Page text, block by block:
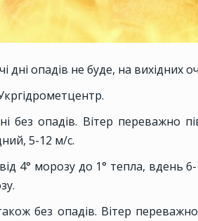
дні опадів не буде, на вихідних
без опадів. Вітер переважно
5-12 м/с.
4° морозу до 1° тепла, вдень
без опадів. Вітер